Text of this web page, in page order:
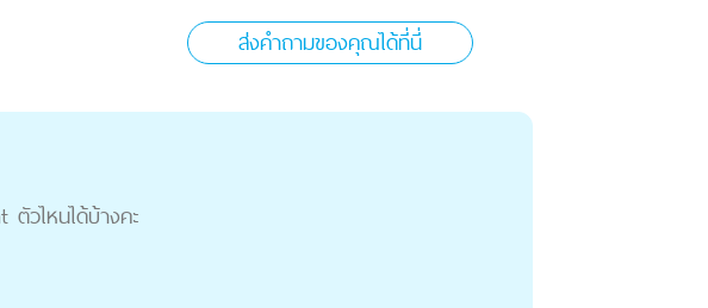
ส่งคำถามของคุณได้ที่นี่
วไหนได้บ้างคะ